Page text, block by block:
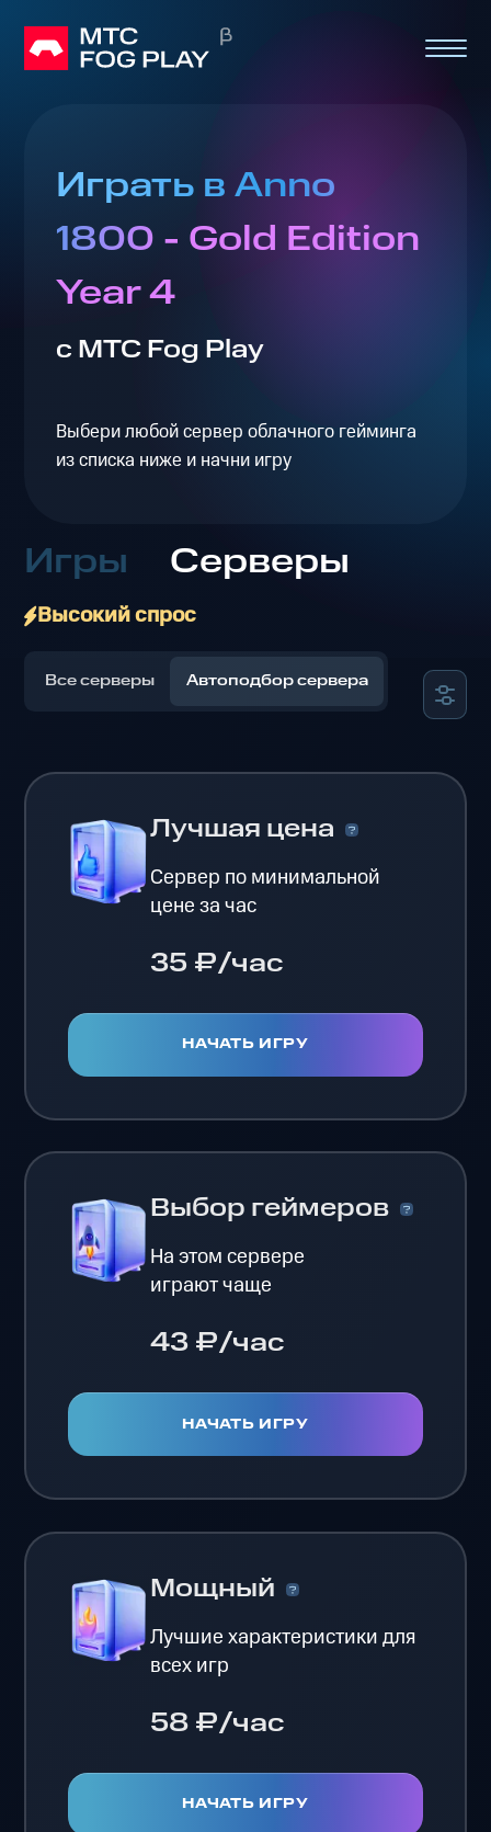
Играть в Anno
1800 - Gold Edition
Year 4
с МТС Fog Play
Выбери любой сервер облачного гейминга
из списка ниже и начни игру
Игры Серверы
Высокий спрос
Все серверы Автоподбор сервера
Лучшая цена
Сервер по минимальной
цене за час
35 ₽/час
НАЧАТЬ ИГРУ
Выбор геймеров
На этом сервере
играют чаще
43 ₽/час
НАЧАТЬ ИГРУ
Мощный
Лучшие характеристики для
всех игр
58 ₽/час
НАЧАТЬ ИГРУ